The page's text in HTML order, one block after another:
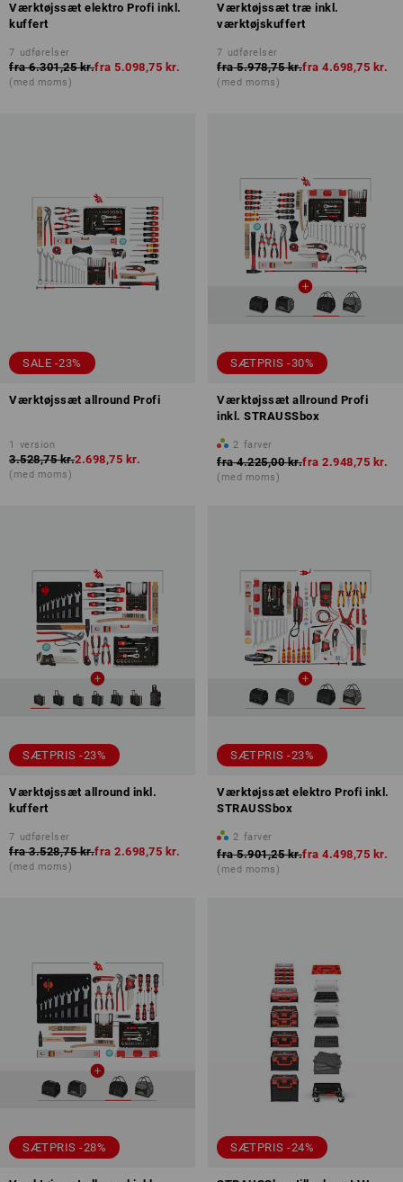
Værktøjssæt elektro Profi inkl.
kuffert
7 udførelser
fra 6.301,25 kr.fra 5.098,75 kr.
(med moms)
Værktøjssæt træ inkl.
værktøjskuffert
7 udførelser
fra 5.978,75 kr.fra 4.698,75 kr.
(med moms)
SALE -23%
Værktøjssæt allround Profi
1 version
3.528,75 kr.2.698,75 kr.
(med moms)
SÆTPRIS -30%
Værktøjssæt allround Profi
inkl. STRAUSSbox
2 farver
fra 4.225,00 kr.fra 2.948,75 kr.
(med moms)
SÆTPRIS -23%
Værktøjssæt allround inkl.
kuffert
7 udførelser
fra 3.528,75 kr.fra 2.698,75 kr.
(med moms)
SÆTPRIS -23%
Værktøjssæt elektro Profi inkl.
STRAUSSbox
2 farver
fra 5.901,25 kr.fra 4.498,75 kr.
(med moms)
SÆTPRIS -28% SÆTPRIS -24%